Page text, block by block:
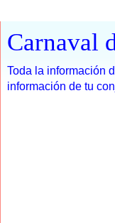
Carnaval
Toda la información
información de tu